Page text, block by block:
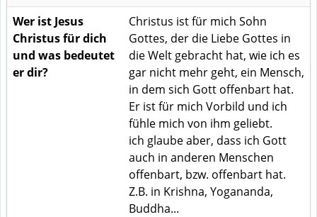
Wer ist Jesus
Christus für dich
und was bedeutet
er dir?
Christus ist für mich Sohn
Gottes, der die Liebe Gottes in
die Welt gebracht hat, wie ich es
gar nicht mehr geht, ein Mensch,
in dem sich Gott offenbart hat.
Er ist für mich Vorbild und ich
fühle mich von ihm geliebt.
ich glaube aber, dass ich Gott
auch in anderen Menschen
offenbart, bzw. offenbart hat.
Z.B. in Krishna, Yogananda,
Buddha...